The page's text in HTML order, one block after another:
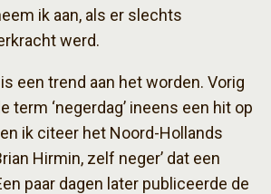
ik aan, als er slechts
werd.
een trend aan het worden. Vorig
term ‘negerdag’ ineens een hit op
ik citeer het Noord-Hollands
Hirmin, zelf neger’ dat een
paar dagen later publiceerde de